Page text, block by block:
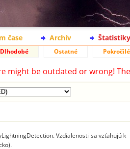
čase Archív Štatistiky
Dlhodobé Ostatné Pokročilé
might be outdated or wrong!
Vzdialenosti sa vzťahujú k